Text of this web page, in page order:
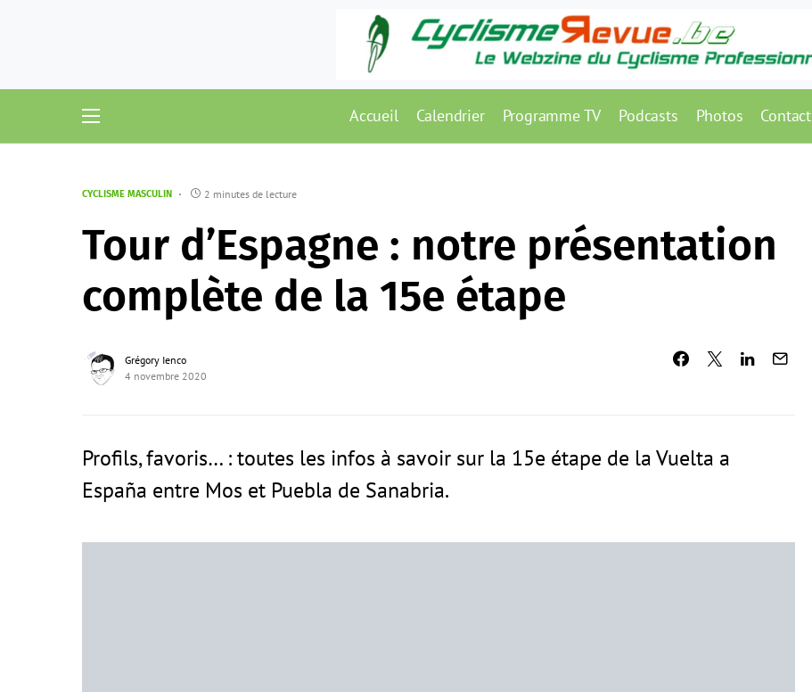
Accueil Calendrier Programme TV Podcasts Photos Contact
CYCLISME MASCULIN 2 minutes de lecture
Tour d’Espagne : notre présentation
complète de la 15e étape
Grégory Ienco
4 novembre 2020
Profils, favoris… : toutes les infos à savoir sur la 15e étape de la Vuelta a
España entre Mos et Puebla de Sanabria.